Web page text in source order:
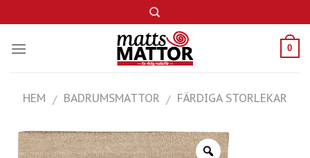
to
content
0
HEM / BADRUMSMATTOR / FÄRDIGA STORLEKAR